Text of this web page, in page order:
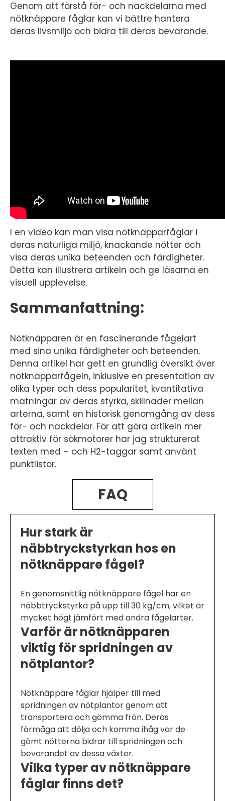
Genom att förstå för- och nackdelarna med
nötknäppare fåglar kan vi bättre hantera
deras livsmiljö och bidra till deras bevarande.
I en video kan man visa nötknäpparfåglar i
deras naturliga miljö, knackande nötter och
visa deras unika beteenden och färdigheter.
Detta kan illustrera artikeln och ge läsarna en
visuell upplevelse.
Sammanfattning:
Nötknäpparen är en fascinerande fågelart
med sina unika färdigheter och beteenden.
Denna artikel har gett en grundlig översikt över
nötknäpparfågeln, inklusive en presentation av
olika typer och dess popularitet, kvantitativa
mätningar av deras styrka, skillnader mellan
arterna, samt en historisk genomgång av dess
för- och nackdelar. För att göra artikeln mer
attraktiv för sökmotorer har jag strukturerat
texten med – och H2-taggar samt använt
punktlistor.
FAQ
Hur stark är
näbbtryckstyrkan hos en
nötknäppare fågel?
En genomsnittlig nötknäppare fågel har en
näbbtryckstyrka på upp till 30 kg/cm, vilket är
mycket högt jämfört med andra fågelarter.
Varför är nötknäpparen
viktig för spridningen av
nötplantor?
Nötknäppare fåglar hjälper till med
spridningen av nötplantor genom att
transportera och gömma frön. Deras
förmåga att dölja och komma ihåg var de
gömt nötterna bidrar till spridningen och
bevarandet av dessa växter.
Vilka typer av nötknäppare
fåglar finns det?